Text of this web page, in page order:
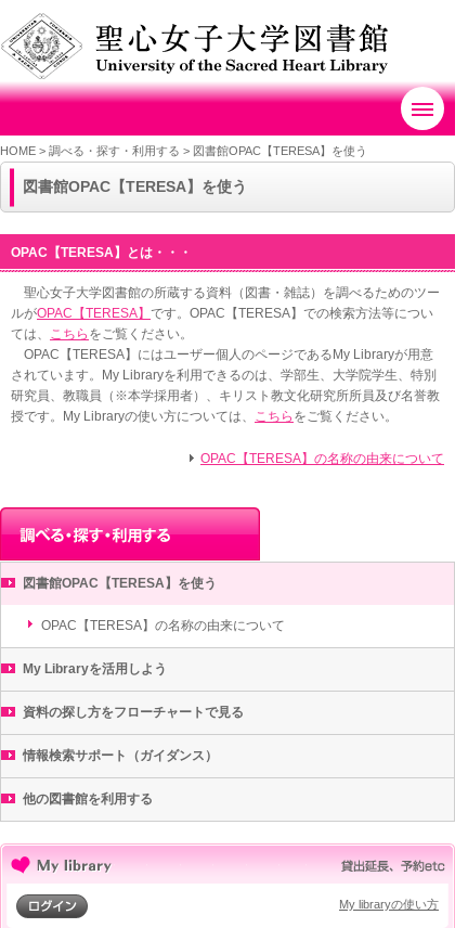
HOME > 調べる・探す・利用する > 図書館OPAC【TERESA】を使う
図書館OPAC【TERESA】を使う
OPAC【TERESA】とは・・・
聖心女子大学図書館の所蔵する資料（図書・雑誌）を調べるためのツー
ルがOPAC【TERESA】 です。OPAC【TERESA】での検索方法等につい
ては、 こちら をご覧ください。
OPAC【TERESA】にはユーザー個人のページであるMy Libraryが用意
されています。My Libraryを利用できるのは、学部生、大学院学生、特別
研究員、教職員（※本学採用者）、キリスト教文化研究所所員及び名誉教
授です。My Libraryの使い方については、 こちら をご覧ください。
OPAC【TERESA】の名称の由来について
図書館OPAC【TERESA】を使う
OPAC【TERESA】の名称の由来について
My Libraryを活用しよう
資料の探し方をフローチャートで見る
情報検索サポート（ガイダンス）
他の図書館を利用する
My libraryの使い方